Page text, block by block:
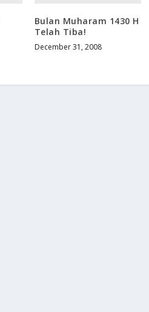
Bulan Muharam 1430 H
Telah Tiba!
December 31, 2008